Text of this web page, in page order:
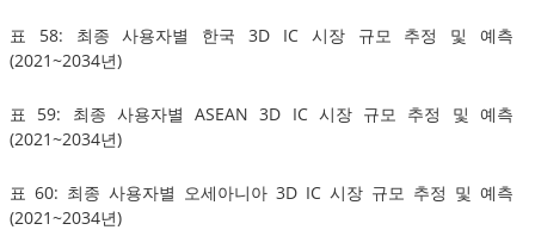
표 58: 최종 사용자별 한국 3D IC 시장 규모 추정 및 예측
(2021~2034년)
표 59: 최종 사용자별 ASEAN 3D IC 시장 규모 추정 및 예측
(2021~2034년)
표 60: 최종 사용자별 오세아니아 3D IC 시장 규모 추정 및 예측
(2021~2034년)